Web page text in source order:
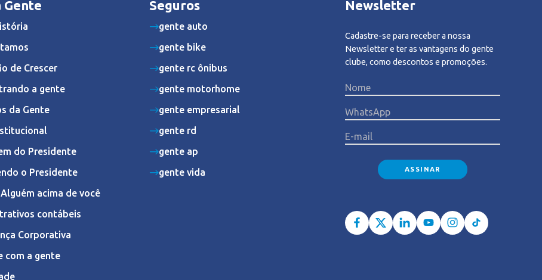
Gente
de Crescer
a gente
da Gente
do Presidente
o Presidente
acima de você
contábeis
Corporativa
com a gente
Seguros
gente auto
gente bike
gente rc ônibus
gente motorhome
gente empresarial
gente rd
gente ap
gente vida
Newsletter
Cadastre-se para receber a nossa
Newsletter e ter as vantagens do gente
clube, como descontos e promoções.